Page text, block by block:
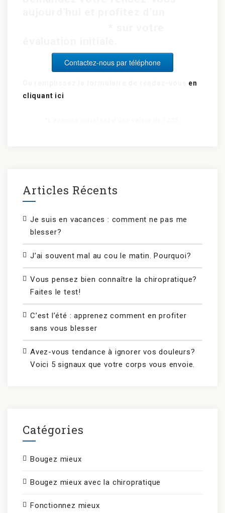
Contactez-nous par téléphone
en
cliquant ici
Articles Récents
Je suis en vacances : comment ne pas me
blesser?
J’ai souvent mal au cou le matin. Pourquoi?
Vous pensez bien connaître la chiropratique?
Faites le test!
C’est l’été : apprenez comment en profiter
sans vous blesser
Avez-vous tendance à ignorer vos douleurs?
Voici 5 signaux que votre corps vous envoie.
Catégories
Bougez mieux
Bougez mieux avec la chiropratique
Fonctionnez mieux